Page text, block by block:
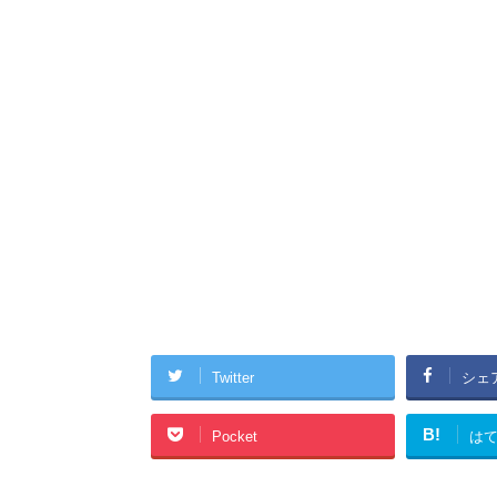
Twitter シェ
Pocket B! は